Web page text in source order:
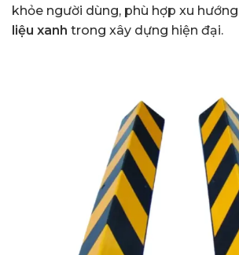
khỏe người dùng, phù hợp xu
liệu xanh trong xây dựng hiện đại.